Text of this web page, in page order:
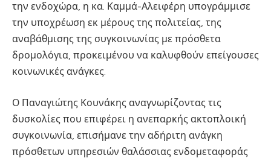
την ενδοχώρα, η κα. Καμμά-Αλειφέρη υπογράμμισε
την υποχρέωση εκ μέρους της πολιτείας, της
αναβάθμισης της συγκοινωνίας με πρόσθετα
δρομολόγια, προκειμένου να καλυφθούν επείγουσες
κοινωνικές ανάγκες.
Ο Παναγιώτης Κουνάκης αναγνωρίζοντας τις
δυσκολίες που επιφέρει η ανεπαρκής ακτοπλοική
συγκοινωνία, επισήμανε την αδήριτη ανάγκη
πρόσθετων υπηρεσιών θαλάσσιας ενδομεταφοράς